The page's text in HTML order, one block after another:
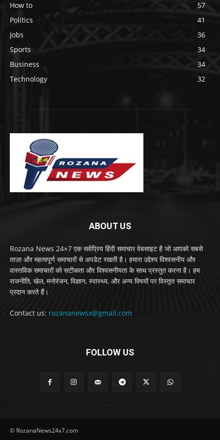
How to
57
Politics
41
Jobs
36
Sports
34
Business
34
Technology
32
ABOUT US
Rozana News 24×7 एक सर्वप्रिय हिंदी समाचार वेबसाइट है जो आपको सबसे
ताज़ा और महत्वपूर्ण समाचारों से अपडेट रखती है। हमारा उद्देश्य विश्वसनीय और
वास्तविक समाचारों को सटीकता और विश्वसनीयता के साथ प्रस्तुत करना है। हम
राजनीति, खेल, मनोरंजन, विज्ञान, स्वास्थ्य, और अन्य विषयों पर विस्तृत समाचार
प्रदान करते हैं।
Contact us: rozananewsx@gmail.com
FOLLOW US
© RozanaNews24x7.com